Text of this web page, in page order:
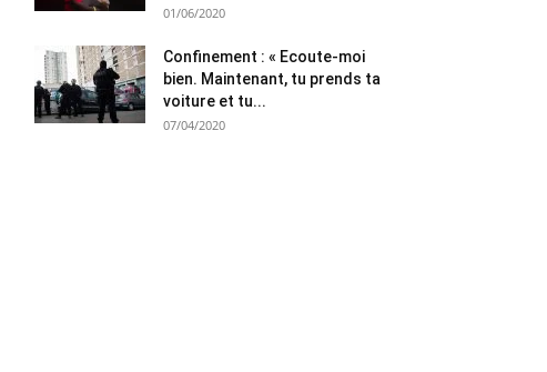
01/06/2020
Confinement : « Ecoute-moi
bien. Maintenant, tu prends ta
voiture et tu...
07/04/2020